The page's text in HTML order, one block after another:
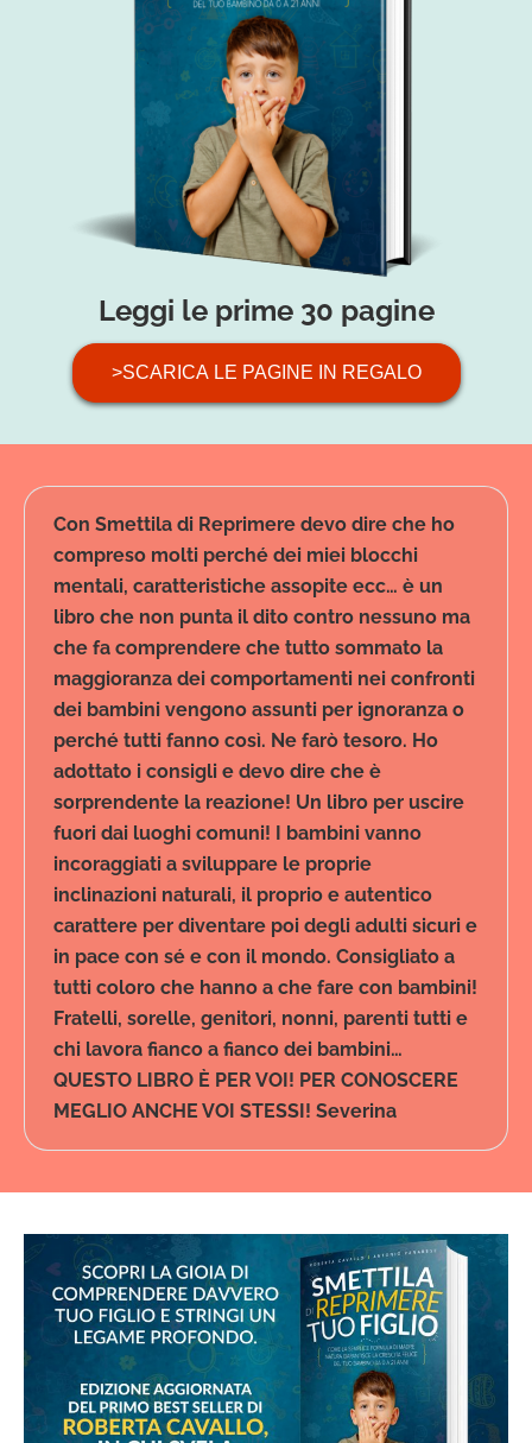
Leggi le prime 30 pagine
>SCARICA LE PAGINE IN REGALO
Con Smettila di Reprimere devo dire che ho
compreso molti perché dei miei blocchi
mentali, caratteristiche assopite ecc… è un
libro che non punta il dito contro nessuno ma
che fa comprendere che tutto sommato la
maggioranza dei comportamenti nei confronti
dei bambini vengono assunti per ignoranza o
perché tutti fanno così. Ne farò tesoro. Ho
adottato i consigli e devo dire che è
sorprendente la reazione! Un libro per uscire
fuori dai luoghi comuni! I bambini vanno
incoraggiati a sviluppare le proprie
inclinazioni naturali, il proprio e autentico
carattere per diventare poi degli adulti sicuri e
in pace con sé e con il mondo. Consigliato a
tutti coloro che hanno a che fare con bambini!
Fratelli, sorelle, genitori, nonni, parenti tutti e
chi lavora fianco a fianco dei bambini…
QUESTO LIBRO È PER VOI! PER CONOSCERE
MEGLIO ANCHE VOI STESSI! Severina